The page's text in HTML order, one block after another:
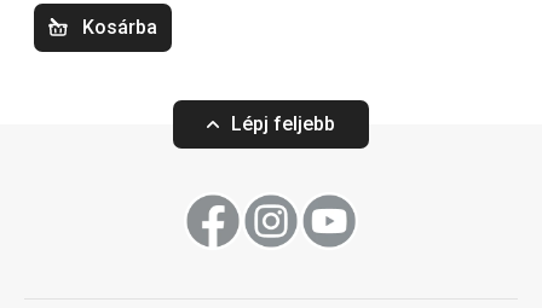
Kosárba
Lépj feljebb